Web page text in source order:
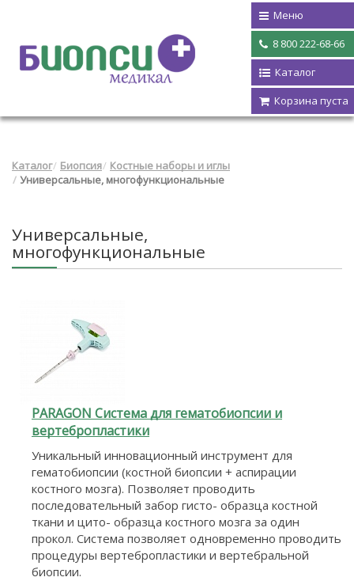
Меню
8 800 222-68-66
Каталог
Корзина пуста
Каталог Биопсия
Костные наборы и иглы
Универсальные, многофункциональные
Универсальные,
многофункциональные
PARAGON Система для гематобиопсии и
вертебропластики
Уникальный инновационный инструмент для
гематобиопсии (костной биопсии + аспирации
костного мозга). Позволяет проводить
последовательный забор гисто- образца костной
ткани и цито- образца костного мозга за один
прокол. Система позволяет одновременно проводить
процедуры вертебропластики и вертебральной
биопсии.